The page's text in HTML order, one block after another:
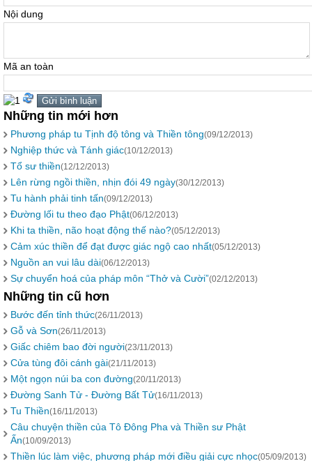
Nội dung
Mã an toàn
Những tin mới hơn
Phương pháp tu Tịnh độ tông và Thiền tông(09/12/2013)
Nghiệp thức và Tánh giác(10/12/2013)
Tổ sư thiền(12/12/2013)
Lên rừng ngồi thiền, nhịn đói 49 ngày(30/12/2013)
Tu hành phải tinh tấn(09/12/2013)
Đường lối tu theo đạo Phật(06/12/2013)
Khi ta thiền, não hoạt động thế nào?(05/12/2013)
Cảm xúc thiền để đạt được giác ngộ cao nhất(05/12/2013)
Nguồn an vui lâu dài(06/12/2013)
Sự chuyển hoá của pháp môn “Thở và Cười”(02/12/2013)
Những tin cũ hơn
Bước đến tỉnh thức(26/11/2013)
Gỗ và Sơn(26/11/2013)
Giấc chiêm bao đời người(23/11/2013)
Cửa tùng đôi cánh gài(21/11/2013)
Một ngọn núi ba con đường(20/11/2013)
Đường Sanh Tử - Đường Bất Tử(16/11/2013)
Tu Thiền(16/11/2013)
Câu chuyện thiền của Tô Đông Pha và Thiền sư Phật
Ấn(10/09/2013)
Thiền lúc làm việc, phương pháp mới điều giải cực nhọc(05/09/2013)